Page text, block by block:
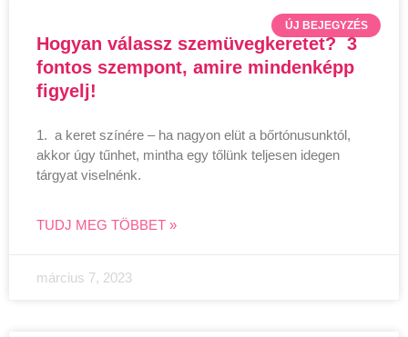
ÚJ BEJEGYZÉS
Hogyan válassz szemüvegkeretet? 3
fontos szempont, amire mindenképp
figyelj!
1. a keret színére – ha nagyon elüt a bőrtónusunktól,
akkor úgy tűnhet, mintha egy tőlünk teljesen idegen
tárgyat viselnénk.
TUDJ MEG TÖBBET »
március 7, 2023